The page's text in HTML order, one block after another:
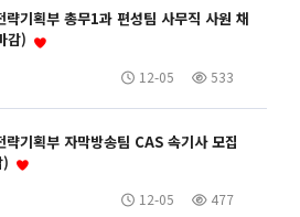
략기획부 총무1과 편성팀 사무직 사원 채
감)
533
12-05
략기획부 자막방송팀 CAS 속기사 모집
477
12-05